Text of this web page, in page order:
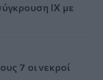
ΙΧ με
7 οι νεκροί